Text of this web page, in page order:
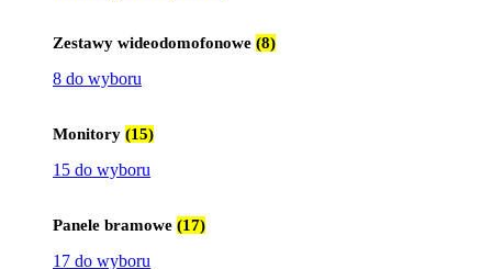
Zestawy wideodomofonowe (8)
8 do wyboru
Monitory (15)
15 do wyboru
Panele bramowe (17)
17 do wyboru